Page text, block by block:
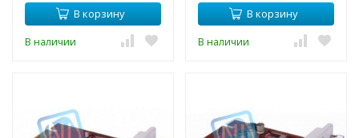
В корзину
В наличии
В корзину
В наличии